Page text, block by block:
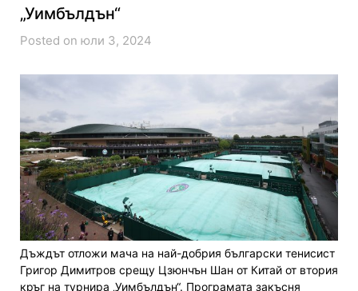
„Уимбълдън“
Posted on юли 3, 2024
Дъждът отложи мача на най-добрия български тенисист
Григор Димитров срещу Цзюнчън Шан от Китай от втория
кръг на турнира „Уимбълдън“. Програмата закъсня